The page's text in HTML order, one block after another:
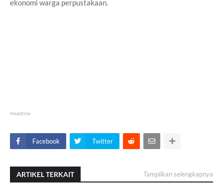
ekonomi warga perpustakaan.
Headline
Facebook Twitter
ARTIKEL TERKAIT Tampilkan selengkapnya